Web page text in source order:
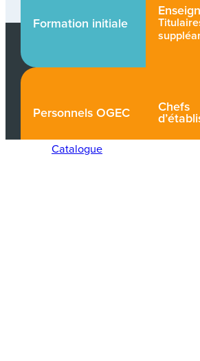
Formation initiale
Personnels OGEC Chefs
Catalogue